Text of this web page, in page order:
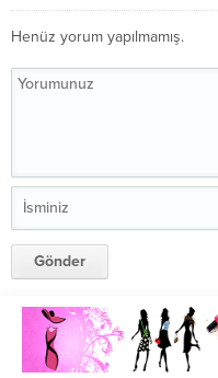
Henüz yorum yapılmamış.